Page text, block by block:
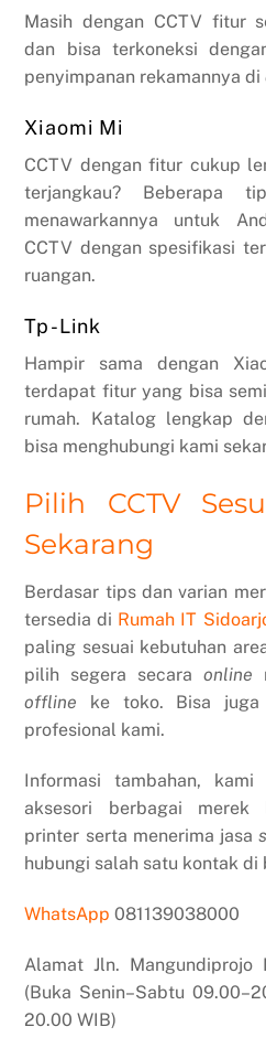
Masih dengan CCTV fitur
dan bisa terkoneksi
penyimpanan rekamannya di
Xiaomi Mi
CCTV dengan fitur cukup
terjangkau? Beberapa
menawarkannya untuk
CCTV dengan spesifikasi
ruangan.
Tp-Link
Hampir sama dengan
terdapat fitur yang bisa semi
rumah. Katalog lengkap
bisa menghubungi kami
Pilih CCTV
Sekarang
Berdasar tips dan varian
tersedia di Rumah IT
paling sesuai kebutuhan
pilih segera secara online
offline ke toko. Bisa juga
profesional kami.
Informasi tambahan,
aksesori berbagai merek
printer serta menerima jasa
hubungi salah satu kontak di
WhatsApp 081139038000
Alamat Jln. Mangundiprojo
(Buka Senin–Sabtu
20.00 WIB)